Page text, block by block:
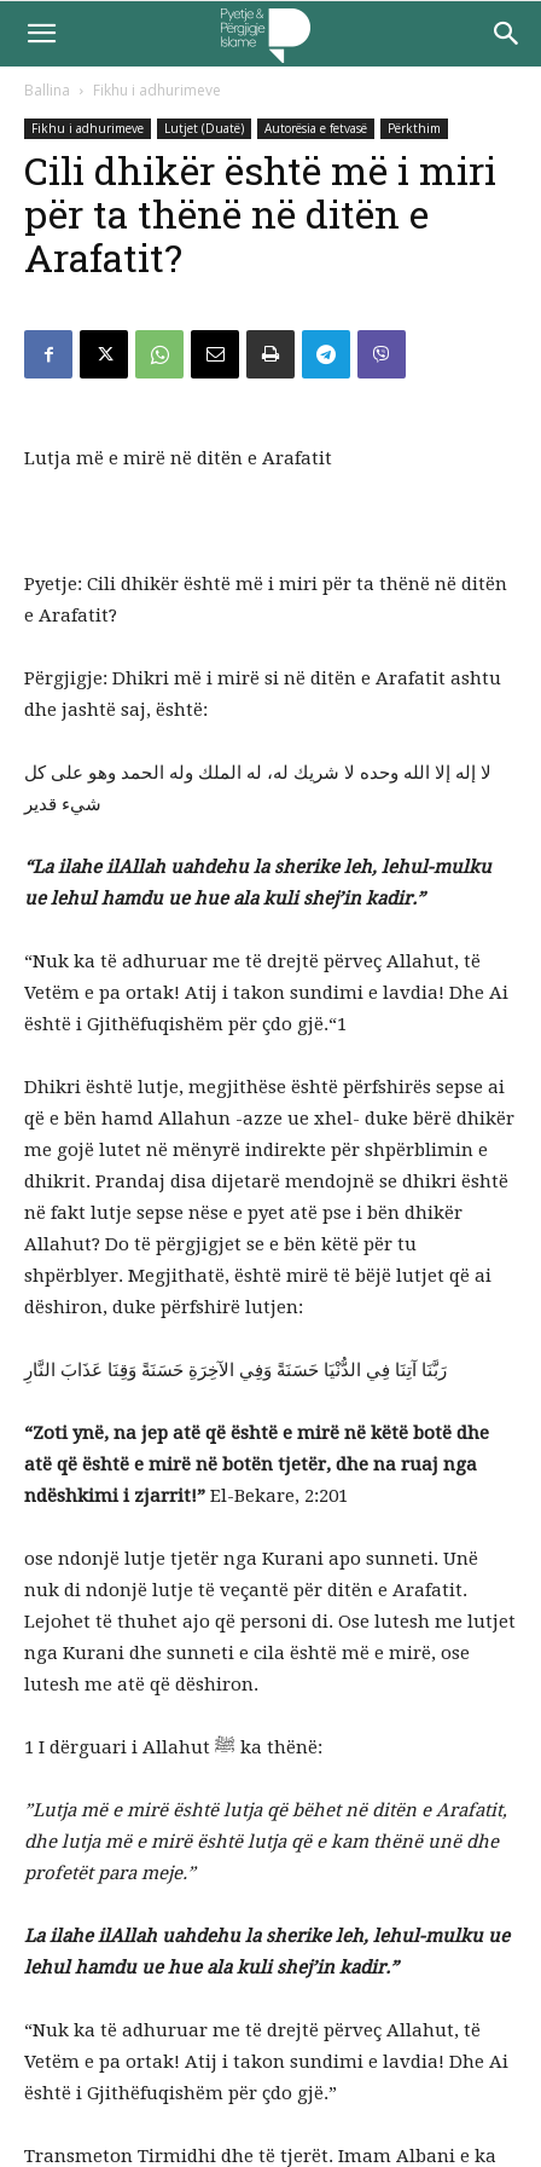
Ballina Fikhu i adhurimeve
Fikhu i adhurimeve Lutjet (Duatë) Autorësia e fetvasë Përkthim
Cili dhikër është më i miri
për ta thënë në ditën e
Arafatit?
Lutja më e mirë në ditën e Arafatit
Pyetje: Cili dhikër është më i miri për ta thënë në ditën
e Arafatit?
Përgjigje: Dhikri më i mirë si në ditën e Arafatit ashtu
dhe jashtë saj, është:
لا إله إلا الله وحده لا شريك له، له الملك وله الحمد وهو على كل
شيء قدير
“La ilahe ilAllah uahdehu la sherike leh, lehul-mulku
ue lehul hamdu ue hue ala kuli shej’in kadir.”
“Nuk ka të adhuruar me të drejtë përveç Allahut, të
Vetëm e pa ortak! Atij i takon sundimi e lavdia! Dhe Ai
është i Gjithëfuqishëm për çdo gjë.“1
Dhikri është lutje, megjithëse është përfshirës sepse ai
që e bën hamd Allahun -azze ue xhel- duke bërë dhikër
me gojë lutet në mënyrë indirekte për shpërblimin e
dhikrit. Prandaj disa dijetarë mendojnë se dhikri është
në fakt lutje sepse nëse e pyet atë pse i bën dhikër
Allahut? Do të përgjigjet se e bën këtë për tu
shpërblyer. Megjithatë, është mirë të bëjë lutjet që ai
dëshiron, duke përfshirë lutjen:
رَبَّنَا آتِنَا فِي الدُّنْيَا حَسَنَةً وَفِي الآخِرَةِ حَسَنَةً وَقِنَا عَذَابَ النَّارِ
“Zoti ynë, na jep atë që është e mirë në këtë botë dhe
atë që është e mirë në botën tjetër, dhe na ruaj nga
ndëshkimi i zjarrit!” El-Bekare, 2:201
ose ndonjë lutje tjetër nga Kurani apo sunneti. Unë
nuk di ndonjë lutje të veçantë për ditën e Arafatit.
Lejohet të thuhet ajo që personi di. Ose lutesh me lutjet
nga Kurani dhe sunneti e cila është më e mirë, ose
lutesh me atë që dëshiron.
1 I dërguari i Allahut ﷺ ka thënë:
”Lutja më e mirë është lutja që bëhet në ditën e Arafatit,
dhe lutja më e mirë është lutja që e kam thënë unë dhe
profetët para meje.”
La ilahe ilAllah uahdehu la sherike leh, lehul-mulku ue
lehul hamdu ue hue ala kuli shej’in kadir.”
“Nuk ka të adhuruar me të drejtë përveç Allahut, të
Vetëm e pa ortak! Atij i takon sundimi e lavdia! Dhe Ai
është i Gjithëfuqishëm për çdo gjë.”
Transmeton Tirmidhi dhe të tjerët. Imam Albani e ka